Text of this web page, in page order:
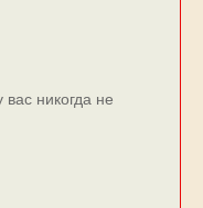
никогда не